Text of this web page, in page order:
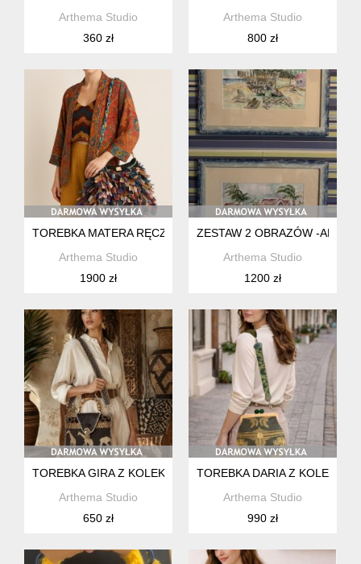
Arthema Studio
360 zł
Arthema Studio
800 zł
TOREBKA MATERA RĘCZNIE ROBIONA ,STRUKTURALNA
Arthema Studio
1900 zł
ZESTAW 2 OBRAZÓW -
Arthema Studio
1200 zł
TOREBKA GIRA Z KOLEKCJI ZAMBEZI
Arthema Studio
650 zł
TOREBKA DARIA Z KOLEKCJI
Arthema Studio
990 zł